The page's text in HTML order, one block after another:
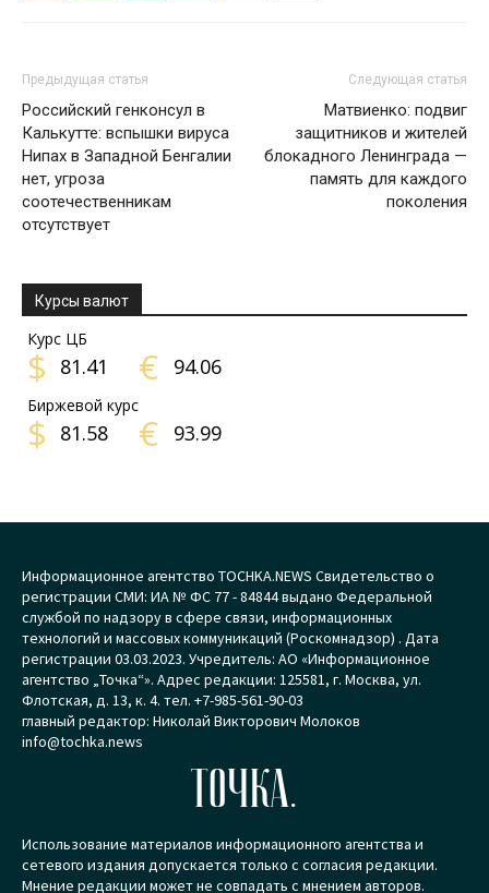
Предыдущая статья
Российский генконсул в
Калькутте: вспышки вируса
Нипах в Западной Бенгалии
нет, угроза
соотечественникам
отсутствует
Следующая статья
Матвиенко: подвиг
защитников и жителей
блокадного Ленинграда —
память для каждого
поколения
Курсы валют
Курс ЦБ
$ 81.41 € 94.06
Биржевой курс
$ 81.58 € 93.99
Информационное агентство TOCHKA.NEWS Свидетельство о
регистрации СМИ: ИА № ФС 77 - 84844 выдано Федеральной
службой по надзору в сфере связи, информационных
технологий и массовых коммуникаций (Роскомнадзор) . Дата
регистрации 03.03.2023. Учредитель: АО «Информационное
агентство „Точка“». Адрес редакции: 125581, г. Москва, ул.
Флотская, д. 13, к. 4. тел. +7-985-561-90-03
главный редактор: Николай Викторович Молоков
info@tochka.news
ТОЧКА.
Использование материалов информационного агентства и
сетевого издания допускается только с согласия редакции.
Мнение редакции может не совпадать с мнением авторов.